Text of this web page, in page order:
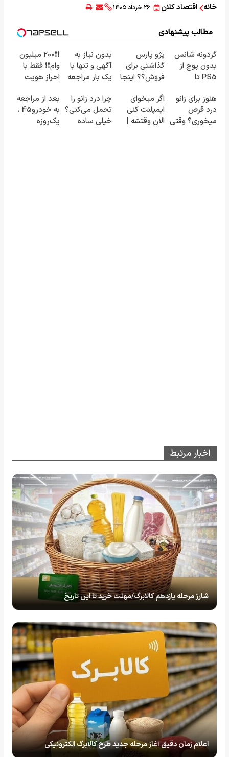
خانه اقتصاد کلان ۲۶ خرداد ۱۴۰۵
مطالب پیشنهادی
گردونه شانس
بدون پوچ از
PS5 تا
کوین 🔥
پژو پارس
گذاشتی برای
فروش؟؟ اینجا
بفروشش
بدون نیاز به
آگهی و تنها با
یک بار مراجعه
❗❗200 میلیون
وام❗❗ فقط با
احراز هویت
هنوز برای زانو
درد قرص
میخوری؟ وقتی
اگر میخوای
ایمپلنت کنی
الان وقتشه |
چرا درد زانو را
تحمل می‌کنی؟
خیلی ساده
بعد از مراجعه
به خودرو45 ،
یک‌روزه
اخبار مرتبط
شارژ مرحله یازدهم کالابرگ/مهلت خرید تا این تاریخ
اعلام زمان دقیق آغاز مرحله جدید طرح کالابرگ الکترونیکی